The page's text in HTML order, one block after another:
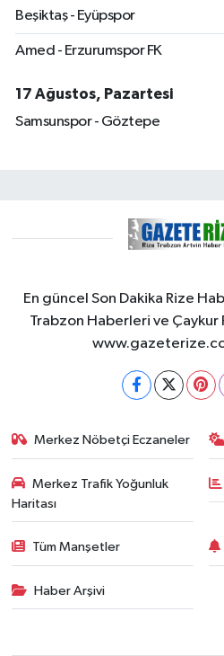
Beşiktaş - Eyüpspor
Amed - Erzurumspor FK
17 Ağustos, Pazartesi
Samsunspor - Göztepe
En güncel Son Dakika Rize
Trabzon Haberleri ve
Merkez Nöbetçi Eczaneler
Merkez Trafik Yoğunluk
Haritası
Tüm Manşetler
Haber Arşivi